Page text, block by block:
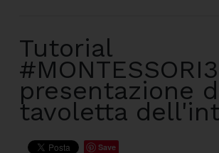
Tutorial
presentazione
tavoletta
Save